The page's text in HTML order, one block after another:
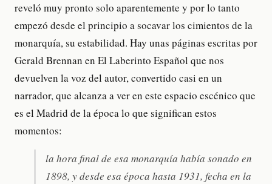
reveló muy pronto solo aparentemente y por lo tanto
empezó desde el principio a socavar los cimientos de la
monarquía, su estabilidad. Hay unas páginas escritas por
Gerald Brennan en El Laberinto Español que nos
devuelven la voz del autor, convertido casi en un
narrador, que alcanza a ver en este espacio escénico que
es el Madrid de la época lo que significan estos
momentos:
la hora final de esa monarquía había sonado en
1898, y desde esa época hasta 1931, fecha en la